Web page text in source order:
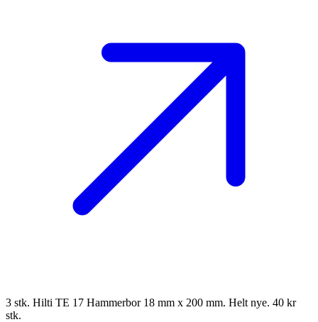
3 stk. Hilti TE 17 Hammerbor 18 mm x 200 mm. Helt nye. 40 kr
stk.